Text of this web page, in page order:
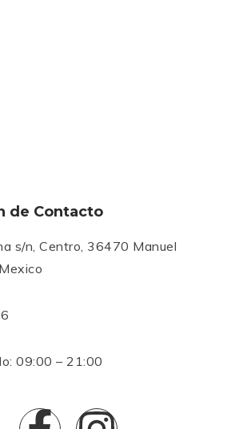
de Contacto
s/n, Centro, 36470 Manuel
09:00 – 21:00